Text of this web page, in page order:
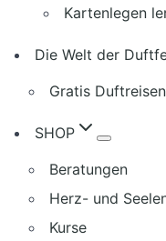
Kartenlegen
Die Welt der
Gratis
SHOP
Beratungen
Herz- und
Kurse